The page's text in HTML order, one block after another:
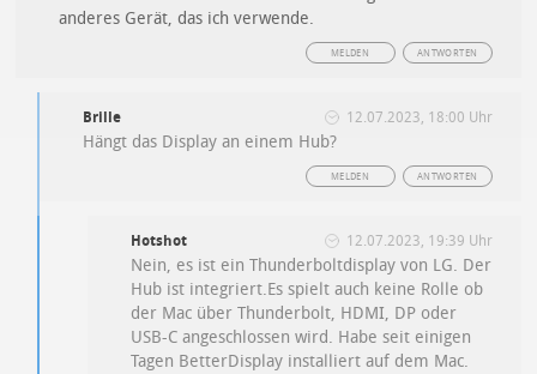
anderes Gerät, das ich verwende.
ANTWORTEN
MELDEN
Brille 12.07.2023, 18:00 Uhr
Hängt das Display an einem Hub?
ANTWORTEN
MELDEN
Hotshot 12.07.2023, 19:39 Uhr
Nein, es ist ein Thunderboltdisplay von LG. Der
Hub ist integriert.Es spielt auch keine Rolle ob
der Mac über Thunderbolt, HDMI, DP oder
USB-C angeschlossen wird. Habe seit einigen
Tagen BetterDisplay installiert auf dem Mac.